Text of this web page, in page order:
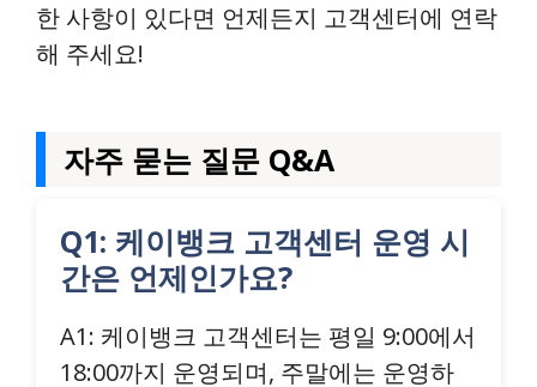
한 사항이 있다면 언제든지 고객센터에 연락
해 주세요!
자주 묻는 질문 Q&A
Q1: 케이뱅크 고객센터 운영 시
간은 언제인가요?
A1: 케이뱅크 고객센터는 평일 9:00에서
18:00까지 운영되며, 주말에는 운영하